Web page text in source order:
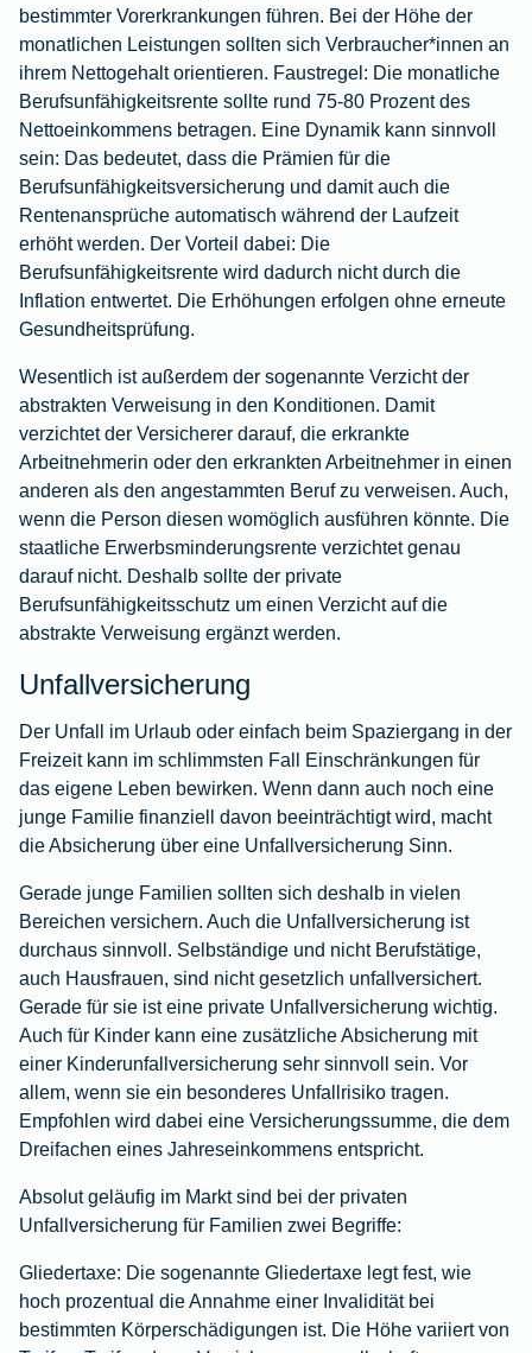
bestimmter Vorerkrankungen führen. Bei der Höhe der
monatlichen Leistungen sollten sich Verbraucher*innen an
ihrem Nettogehalt orientieren. Faustregel: Die monatliche
Berufsunfähigkeitsrente sollte rund 75-80 Prozent des
Nettoeinkommens betragen. Eine Dynamik kann sinnvoll
sein: Das bedeutet, dass die Prämien für die
Berufsunfähigkeitsversicherung und damit auch die
Rentenansprüche automatisch während der Laufzeit
erhöht werden. Der Vorteil dabei: Die
Berufsunfähigkeitsrente wird dadurch nicht durch die
Inflation entwertet. Die Erhöhungen erfolgen ohne erneute
Gesundheitsprüfung.
Wesentlich ist außerdem der sogenannte Verzicht der
abstrakten Verweisung in den Konditionen. Damit
verzichtet der Versicherer darauf, die erkrankte
Arbeitnehmerin oder den erkrankten Arbeitnehmer in einen
anderen als den angestammten Beruf zu verweisen. Auch,
wenn die Person diesen womöglich ausführen könnte. Die
staatliche Erwerbsminderungsrente verzichtet genau
darauf nicht. Deshalb sollte der private
Berufsunfähigkeitsschutz um einen Verzicht auf die
abstrakte Verweisung ergänzt werden.
Unfallversicherung
Der Unfall im Urlaub oder einfach beim Spaziergang in der
Freizeit kann im schlimmsten Fall Einschränkungen für
das eigene Leben bewirken. Wenn dann auch noch eine
junge Familie finanziell davon beeinträchtigt wird, macht
die Absicherung über eine Unfallversicherung Sinn.
Gerade junge Familien sollten sich deshalb in vielen
Bereichen versichern. Auch die Unfallversicherung ist
durchaus sinnvoll. Selbständige und nicht Berufstätige,
auch Hausfrauen, sind nicht gesetzlich unfallversichert.
Gerade für sie ist eine private Unfallversicherung wichtig.
Auch für Kinder kann eine zusätzliche Absicherung mit
einer Kinderunfallversicherung sehr sinnvoll sein. Vor
allem, wenn sie ein besonderes Unfallrisiko tragen.
Empfohlen wird dabei eine Versicherungssumme, die dem
Dreifachen eines Jahreseinkommens entspricht.
Absolut geläufig im Markt sind bei der privaten
Unfallversicherung für Familien zwei Begriffe:
Gliedertaxe: Die sogenannte Gliedertaxe legt fest, wie
hoch prozentual die Annahme einer Invalidität bei
bestimmten Körperschädigungen ist. Die Höhe variiert von